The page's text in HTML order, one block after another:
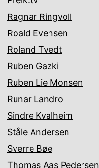
Ragnar Ringvoll
Roald Evensen
Roland Tvedt
Ruben Gazki
Ruben Lie Monsen
Runar Landro
Sindre Kvalheim
Ståle Andersen
Sverre Bøe
Thomas Aas Pedersen